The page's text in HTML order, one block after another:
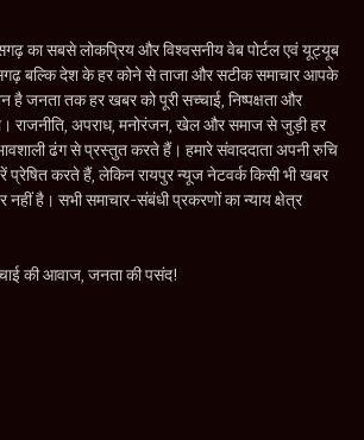
का सबसे लोकप्रिय और विश्वसनीय वेब पोर्टल एवं यूट्यूब
बल्कि देश के हर कोने से ताजा और सटीक समाचार आपके
है जनता तक हर खबर को पूरी सच्चाई, निष्पक्षता और
राजनीति, अपराध, मनोरंजन, खेल और समाज से जुड़ी हर
ढंग से प्रस्तुत करते हैं। हमारे संवाददाता अपनी रुचि
प्रेषित करते हैं, लेकिन रायपुर न्यूज नेटवर्क किसी भी खबर
नहीं है। सभी समाचार-संबंधी प्रकरणों का न्याय क्षेत्र
की आवाज, जनता की पसंद!